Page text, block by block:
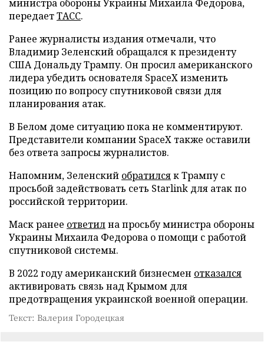
министра обороны Украины Михаила Федорова,
передаетТАСС.
Ранее журналисты издания отмечали, что
Владимир Зеленский обращался к президенту
США Дональду Трампу. Он просил американского
лидера убедить основателя SpaceX изменить
позицию по вопросу спутниковой связи для
планирования атак.
В Белом доме ситуацию пока не комментируют.
Представители компании SpaceX также оставили
без ответа запросы журналистов.
Напомним, Зеленский обратилсяк Трампу с
просьбой задействовать сеть Starlink для атак по
российской территории.
Маск ранее ответилна просьбу министра обороны
Украины Михаила Федорова о помощи с работой
спутниковой системы.
В 2022 году американский бизнесмен отказался
активировать связь над Крымом для
предотвращения украинской военной операции.
Текст: Валерия Городецкая